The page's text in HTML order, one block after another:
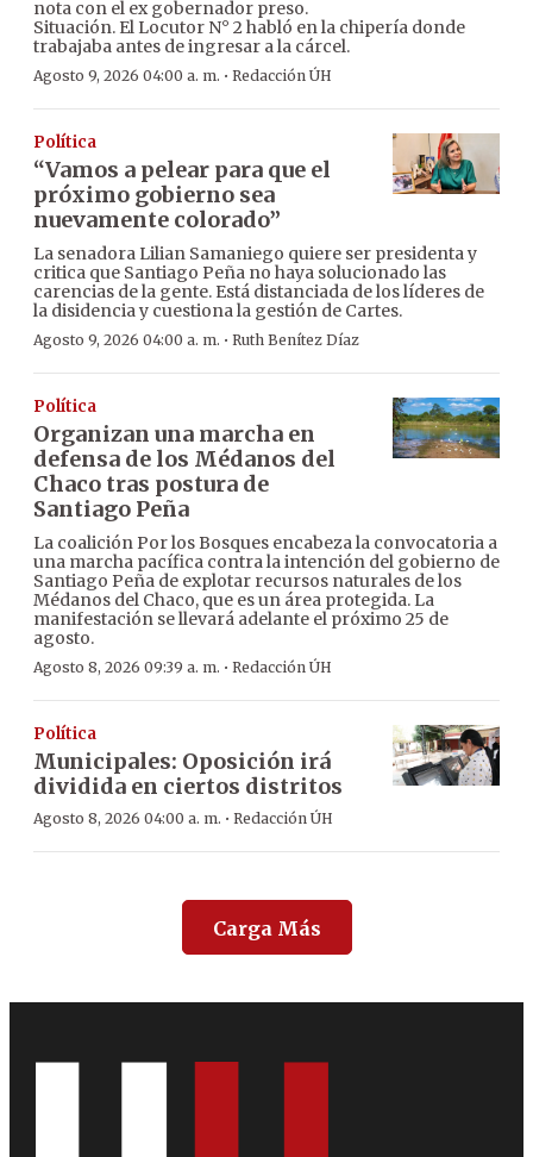
nota con el ex gobernador preso.
Situación. El Locutor N° 2 habló en la chipería donde
trabajaba antes de ingresar a la cárcel.
Agosto 9, 2026 04:00 a. m. · Redacción ÚH
Política
“Vamos a pelear para que el
próximo gobierno sea
nuevamente colorado”
La senadora Lilian Samaniego quiere ser presidenta y
critica que Santiago Peña no haya solucionado las
carencias de la gente. Está distanciada de los líderes de
la disidencia y cuestiona la gestión de Cartes.
Agosto 9, 2026 04:00 a. m. · Ruth Benítez Díaz
Política
Organizan una marcha en
defensa de los Médanos del
Chaco tras postura de
Santiago Peña
La coalición Por los Bosques encabeza la convocatoria a
una marcha pacífica contra la intención del gobierno de
Santiago Peña de explotar recursos naturales de los
Médanos del Chaco, que es un área protegida. La
manifestación se llevará adelante el próximo 25 de
agosto.
Agosto 8, 2026 09:39 a. m. · Redacción ÚH
Política
Municipales: Oposición irá
dividida en ciertos distritos
Agosto 8, 2026 04:00 a. m. · Redacción ÚH
Carga Más